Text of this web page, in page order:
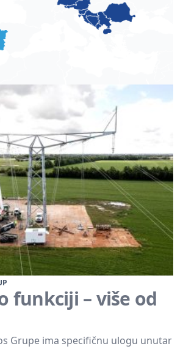
funkciji – više od
Grupe ima specifičnu ulogu unutar